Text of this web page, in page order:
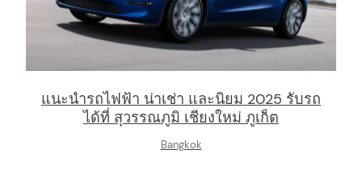
แนะนำรถไฟฟ้า น่าเช่า และนิยม 2025 รับรถ
ได้ที่ สุวรรณภูมิ เชียงใหม่ ภูเก็ต
Bangkok